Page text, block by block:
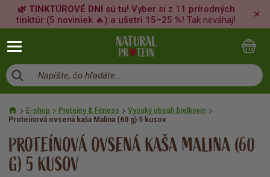
🌿 TINKTÚROVÉ DNI sú tu! Vyber si z 11 prírodných
tinktúr (5 noviniek 🔥) a ušetri 15–25 %! Tak neváhaj!
✕
Napíšte, čo hľadáte…
E-shop Proteíny & Fitness
Vysoký obsah bielkovín
Proteínová ovsená kaša Malina (60 g) 5 kusov
PROTEÍNOVÁ OVSENÁ KAŠA MALINA (60
G) 5 KUSOV